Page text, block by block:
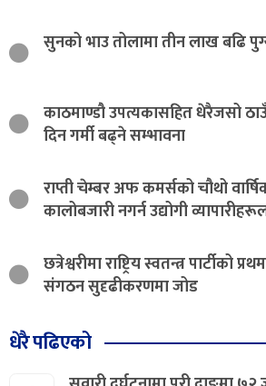
सुनको भाउ तोलामा तीन लाख बढि
काठमाण्डौ उपत्यकासहित धेरैजसो
दिन गर्मी बढ्ने सम्भावना
राप्ती चेम्बर अफ कमर्सको चौथो
कालोबजारी नगर्न उद्योगी
छत्रेश्वरीमा राष्ट्रिय स्वतन्त्र पार्टीको
संगठन सुदृढीकरणमा जोड
धेरै पढिएको